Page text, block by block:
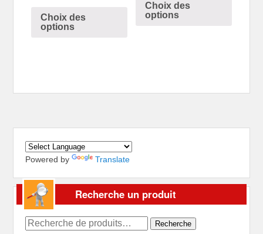
Choix des
options
Choix des
options
Powered by Translate
Recherche un produit
Recherche
Recherche